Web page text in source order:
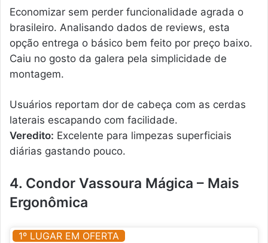
Economizar sem perder funcionalidade agrada o
brasileiro. Analisando dados de reviews, esta
opção entrega o básico bem feito por preço baixo.
Caiu no gosto da galera pela simplicidade de
montagem.
Usuários reportam dor de cabeça com as cerdas
laterais escapando com facilidade.
Veredito: Excelente para limpezas superficiais
diárias gastando pouco.
4. Condor Vassoura Mágica – Mais
Ergonômica
1º LUGAR EM OFERTA